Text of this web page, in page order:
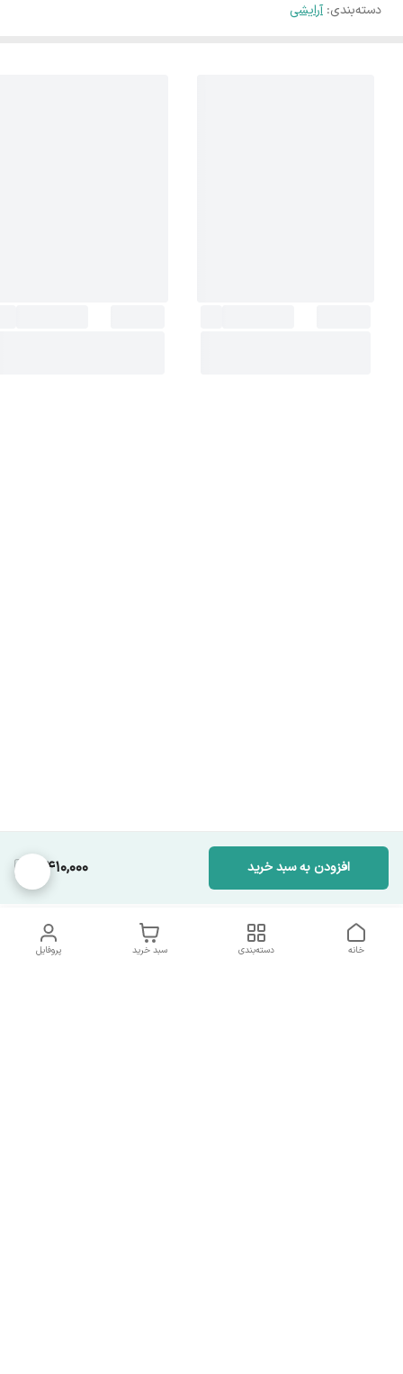
3,410,000 افزودن به سبد خرید
دسته‌بندی: آرایشی
پروفایل سبد خرید دسته‌بندی خانه